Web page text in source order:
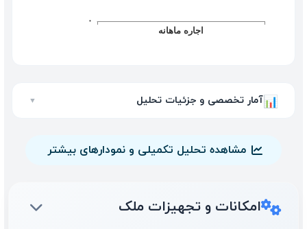
📊 آمار تخصصی و جزئیات تحلیل ▼
مشاهده تحلیل تکمیلی و نمودارهای بیشتر
امکانات و تجهیزات ملک